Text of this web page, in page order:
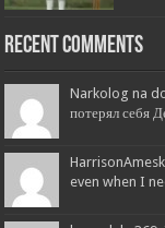
Recent Comments
Narkolog na
потерял себя
even when I